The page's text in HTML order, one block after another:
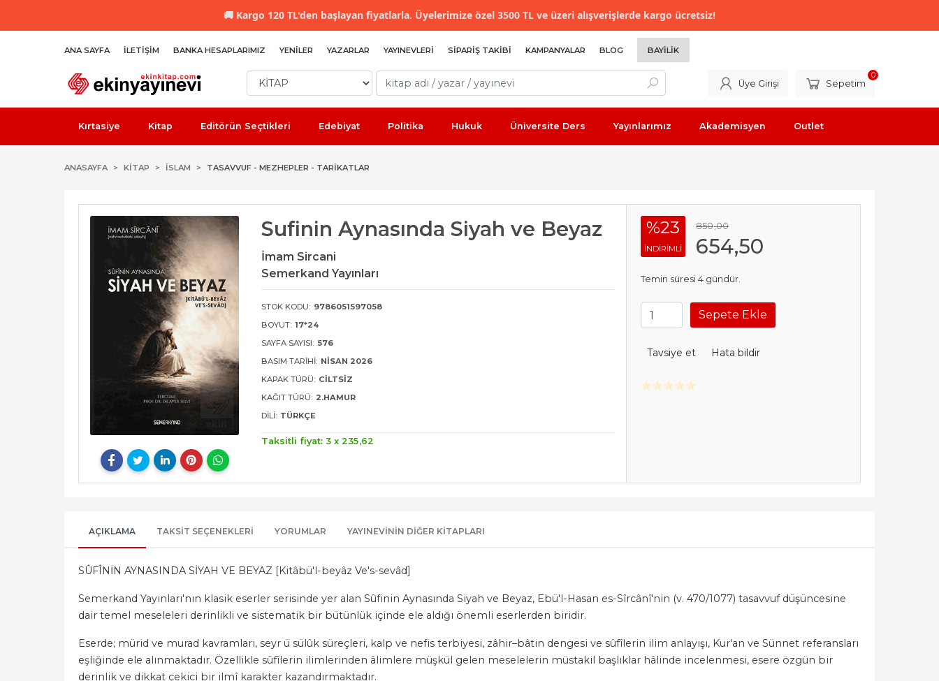
🚚 Kargo 120 TL'den başlayan fiyatlarla. Üyelerimize özel 3500 TL ve üzeri alışverişlerde kargo ücretsiz!
ANA SAYFA İLETIŞIM BANKA HESAPLARIMIZ YENILER YAZARLAR YAYINEVLERI SIPARIŞ TAKIBI KAMPANYALAR BLOG BAYILIK
Üye Girişi Sepetim
0
Kırtasiye Kitap Editörün Seçtikleri Edebiyat Politika Hukuk Üniversite Ders Yayınlarımız Akademisyen Outlet
ANASAYFA KİTAP İSLAM TASAVVUF - MEZHEPLER - TARIKATLAR
Sufinin Aynasında Siyah ve Beyaz
İmam Sircani
Semerkand Yayınları
STOK KODU: 9786051597058
BOYUT: 17*24
SAYFA SAYISI: 576
BASIM TARIHI: NISAN 2026
KAPAK TÜRÜ: CILTSIZ
KAĞIT TÜRÜ: 2.HAMUR
DILI: TÜRKÇE
Taksitli fiyat: 3 x235,62
%23
INDIRIMLI
850,00
654,50
Temin süresi 4 gündür.
Sepete Ekle
Tavsiye et Hata bildir
AÇIKLAMA TAKSIT SEÇENEKLERI YORUMLAR YAYINEVININ DIĞER KITAPLARI
SÛFÎNİN AYNASINDA SİYAH VE BEYAZ [Kitâbü'l-beyâz Ve's-sevâd]
Semerkand Yayınları'nın klasik eserler serisinde yer alan Sûfinin Aynasında Siyah ve Beyaz, Ebü'l-Hasan es-Sîrcânî'nin (v. 470/1077) tasavvuf düşüncesine
dair temel meseleleri derinlikli ve sistematik bir bütünlük içinde ele aldığı önemli eserlerden biridir.
Eserde; mürid ve murad kavramları, seyr ü sülûk süreçleri, kalp ve nefis terbiyesi, zâhir–bâtın dengesi ve sûfîlerin ilim anlayışı, Kur'an ve Sünnet referansları
eşliğinde ele alınmaktadır. Özellikle sûfîlerin ilimlerinden âlimlere müşkül gelen meselelerin müstakil başlıklar hâlinde incelenmesi, esere özgün bir
derinlik ve dikkat çekici bir ilmî karakter kazandırmaktadır.